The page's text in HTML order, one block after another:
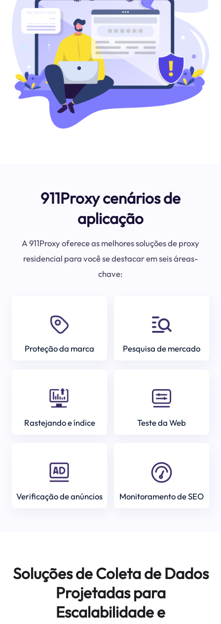
911Proxy cenários de
aplicação
A 911Proxy oferece as melhores soluções de proxy
residencial para você se destacar em seis áreas-
chave:
Proteção da marca Pesquisa de mercado
Rastejando e índice Teste da Web
Verificação de anúncios Monitoramento de SEO
Soluções de Coleta de Dados
Projetadas para
Escalabilidade e